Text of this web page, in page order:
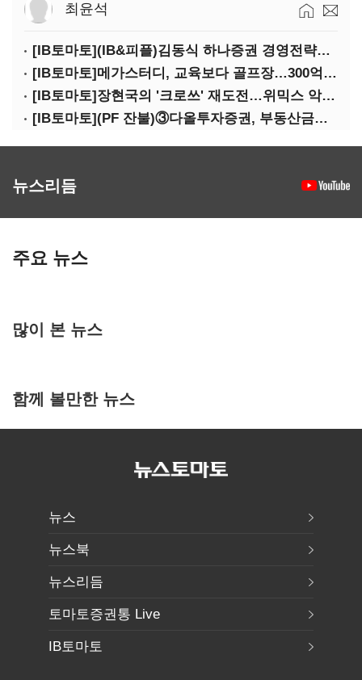
최윤석
[IB토마토](IB&피플)김동식 하나증권 경영전략본부장
[IB토마토]메가스터디, 교육보다 골프장…300억 대여 뒤 보증 리스크
[IB토마토]장현국의 '크로쓰' 재도전…위믹스 악몽 지울 수 있나
[IB토마토](PF 잔불)③다올투자증권, 부동산금융 줄였지만 정상화는 진행형
뉴스리듬
주요 뉴스
많이 본 뉴스
함께 볼만한 뉴스
뉴스
뉴스북
뉴스리듬
토마토증권통 Live
IB토마토